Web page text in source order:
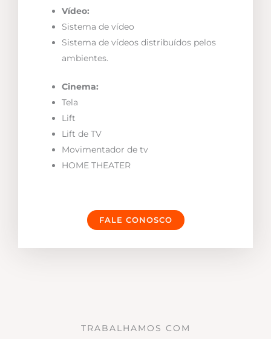
Vídeo:
Sistema de vídeo
Sistema de vídeos distribuídos pelos
ambientes.
Cinema:
Tela
Lift
Lift de TV
Movimentador de tv
HOME THEATER
FALE CONOSCO
TRABALHAMOS COM